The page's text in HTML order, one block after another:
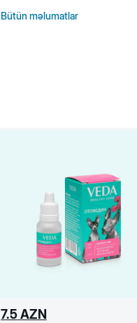
Bütün məlumatlar
7.5 AZN